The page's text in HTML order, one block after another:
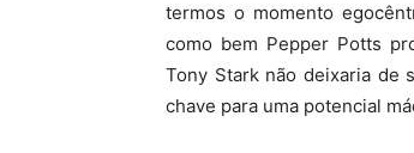
termos o momento
como bem Pepper Potts
Tony Stark não deixaria de
chave para uma potencial